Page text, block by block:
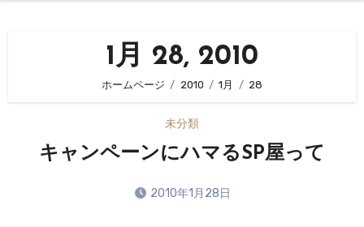
1月 28, 2010
ホームページ 2010 1月 28
未分類
キャンペーンにハマるSP屋って
2010年1月28日